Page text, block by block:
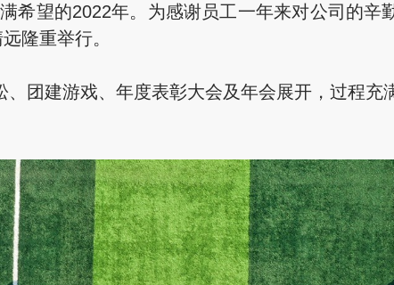
望的2022年。为感谢员工一年来对公司的辛
隆重举行。
建游戏、年度表彰大会及年会展开，过程充